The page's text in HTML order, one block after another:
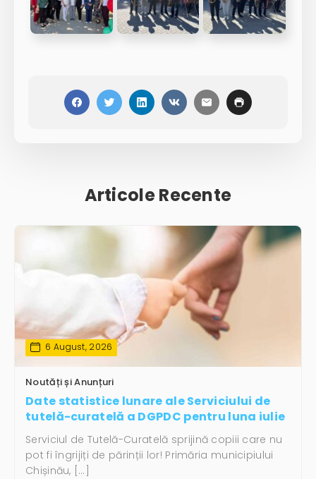
Articole Recente
6 August, 2026
Noutăți și Anunțuri
Date statistice lunare ale Serviciului de
tutelă-curatelă a DGPDC pentru luna iulie
Serviciul de Tutelă-Curatelă sprijină copiii care nu
pot fi îngrijiți de părinții lor! Primăria municipiului
Chișinău, […]